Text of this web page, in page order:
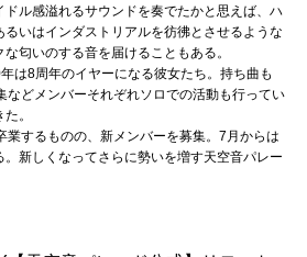
ドル感溢れるサウンドを奏でたかと思えば、ハ
いはインダストリアルを彷彿とさせるような
匂いのする音を届けることもある。
は8周年のイヤーになる彼女たち。持ち曲も
などメンバーそれぞれソロでの活動も行ってい
。
業するものの、新メンバーを募集。7月からは
新しくなってさらに勢いを増す天空音パレー